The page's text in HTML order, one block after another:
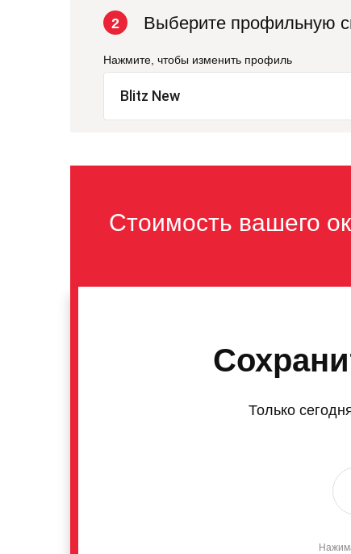
2 Выберите профильную
Нажмите, чтобы изменить профиль
Стоимость вашего
Только